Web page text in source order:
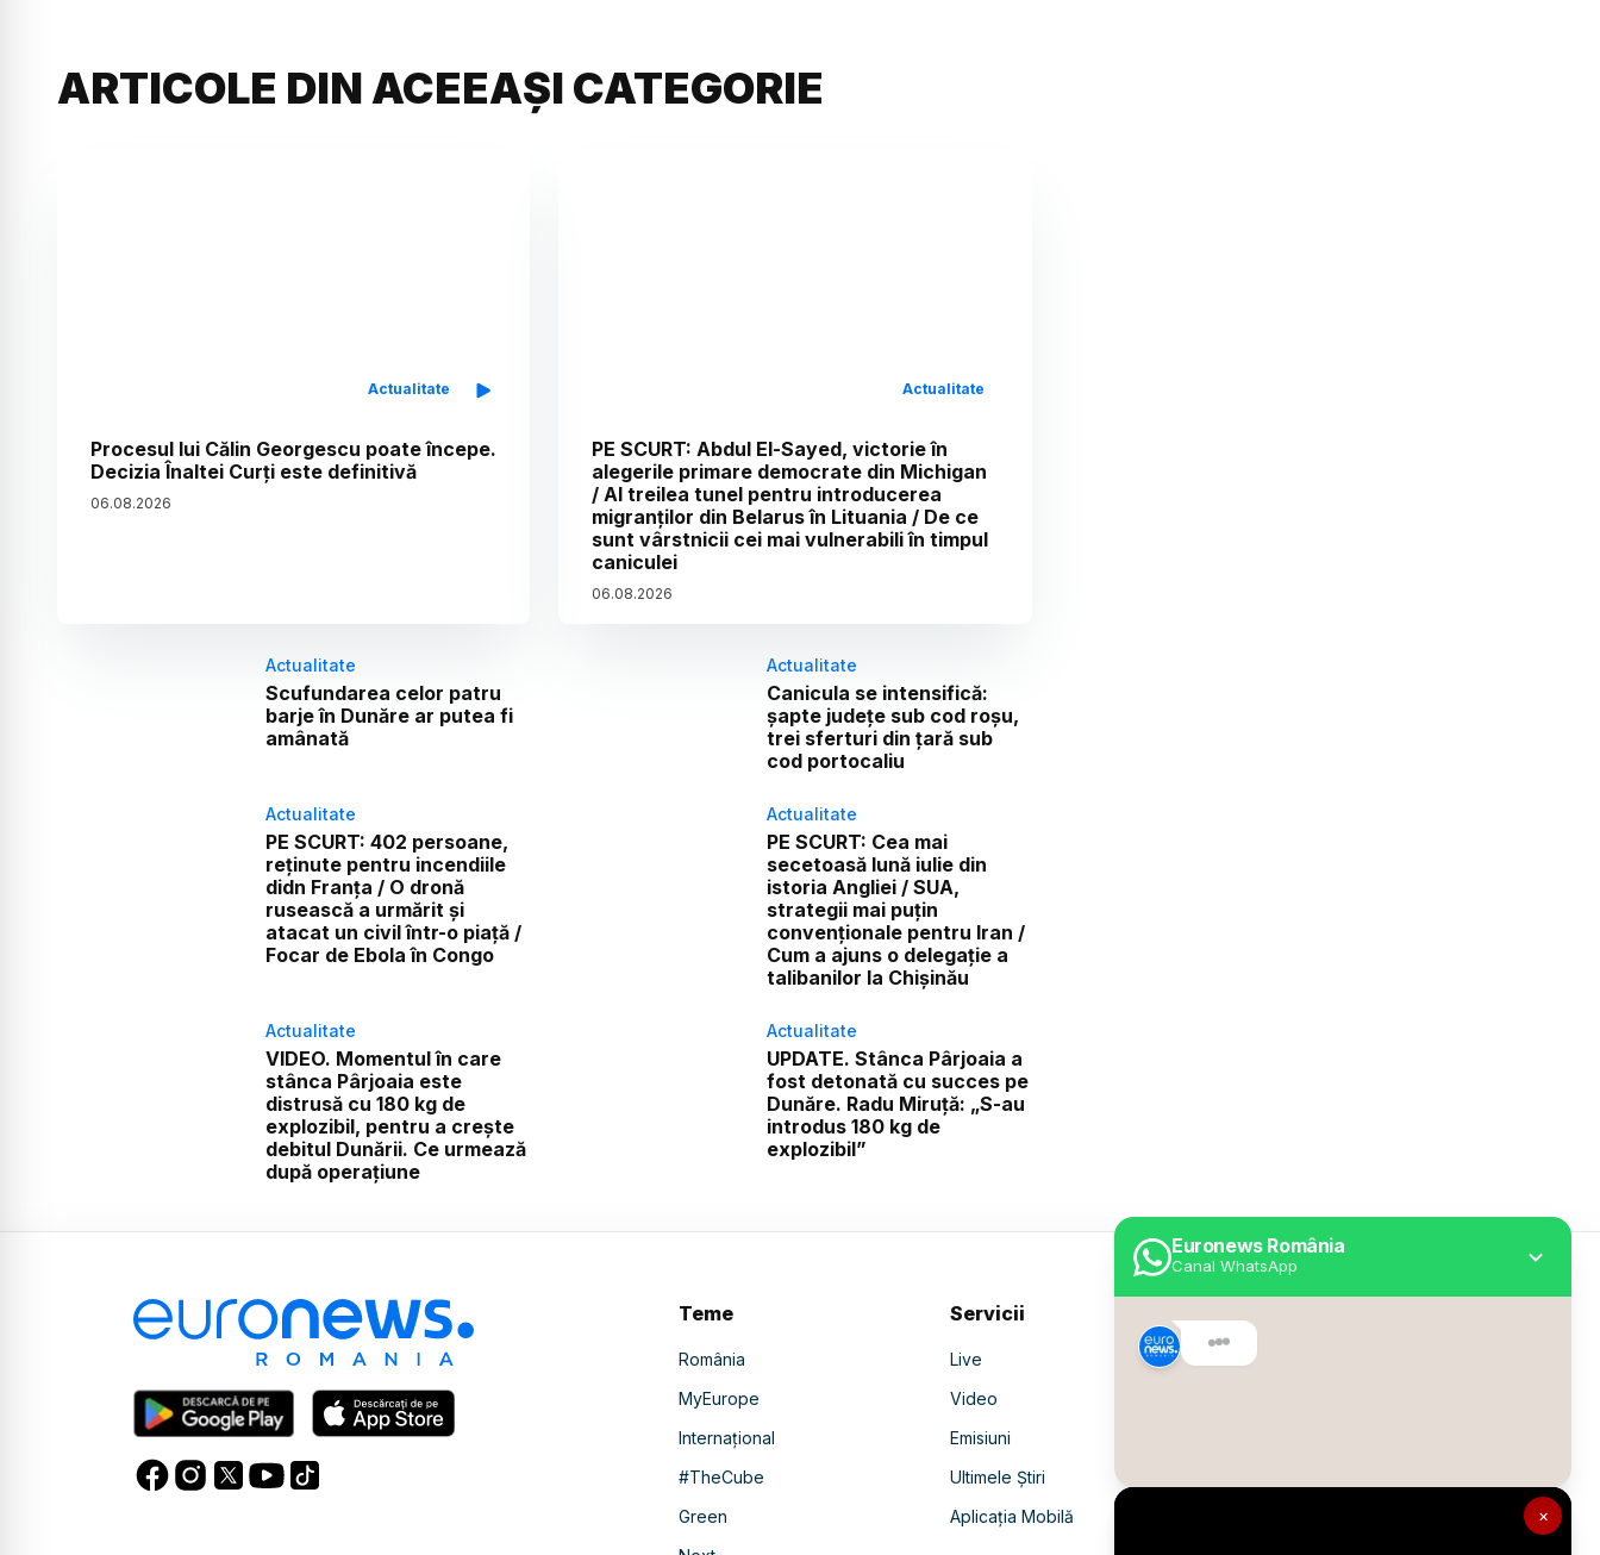
×
Euronews România
Canal WhatsApp
ARTICOLE DIN ACEEAȘI CATEGORIE
Actualitate
Procesul lui Călin Georgescu poate începe.
Decizia Înaltei Curți este definitivă
06.08.2026
Actualitate
PE SCURT: Abdul El-Sayed, victorie în
alegerile primare democrate din Michigan
/ Al treilea tunel pentru introducerea
migranților din Belarus în Lituania / De ce
sunt vârstnicii cei mai vulnerabili în timpul
caniculei
06.08.2026
Actualitate
Scufundarea celor patru
barje în Dunăre ar putea fi
amânată
Actualitate
Canicula se intensifică:
șapte județe sub cod roșu,
trei sferturi din țară sub
cod portocaliu
Actualitate
PE SCURT: 402 persoane,
reținute pentru incendiile
didn Franța / O dronă
rusească a urmărit și
atacat un civil într-o piață /
Focar de Ebola în Congo
Actualitate
PE SCURT: Cea mai
secetoasă lună iulie din
istoria Angliei / SUA,
strategii mai puțin
convenționale pentru Iran /
Cum a ajuns o delegație a
talibanilor la Chișinău
Actualitate
VIDEO. Momentul în care
stânca Pârjoaia este
distrusă cu 180 kg de
explozibil, pentru a crește
debitul Dunării. Ce urmează
după operațiune
Actualitate
UPDATE. Stânca Pârjoaia a
fost detonată cu succes pe
Dunăre. Radu Miruță: „S-au
introdus 180 kg de
explozibil”
Teme
România
MyEurope
Internațional
#TheCube
Green
Servicii
Live
Video
Emisiuni
Ultimele Știri
Aplicația Mobilă
Despre Euronews